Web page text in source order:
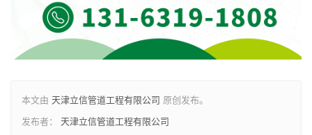
本文由 天津立信管道工程有限公司 原创发布。
发布者： 天津立信管道工程有限公司